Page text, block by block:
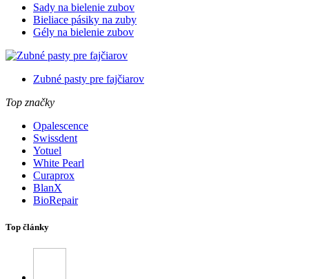
Sady na bielenie zubov
Bieliace pásiky na zuby
Gély na bielenie zubov
Zubné pasty pre fajčiarov
Top značky
Opalescence
Swissdent
Yotuel
White Pearl
Curaprox
BlanX
BioRepair
Top články